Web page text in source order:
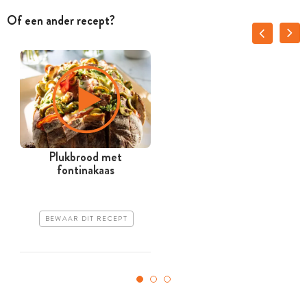
Of een ander recept?
Plukbrood met
fontinakaas
BEWAAR DIT RECEPT